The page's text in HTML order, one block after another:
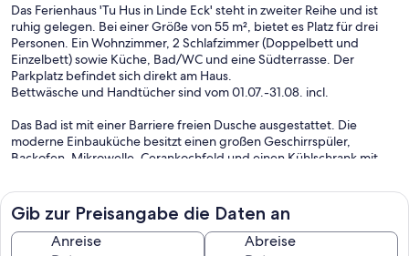
Das Ferienhaus 'Tu Hus in Linde Eck' steht in zweiter Reihe und ist
ruhig gelegen. Bei einer Größe von 55 m², bietet es Platz für drei
Personen. Ein Wohnzimmer, 2 Schlafzimmer (Doppelbett und
Einzelbett) sowie Küche, Bad/WC und eine Südterrasse. Der
Parkplatz befindet sich direkt am Haus.
Bettwäsche und Handtücher sind vom 01.07.-31.08. incl.
Das Bad ist mit einer Barriere freien Dusche ausgestattet. Die
moderne Einbauküche besitzt einen großen Geschirrspüler,
Backofen, Mikrowelle, Cerankochfeld und einen Kühlschrank mit
Selbstversorgung nichts im Wege.
Im unmittelbaren Umfeld kann man aber auch verschiedene
Restaurants aufsuchen. Gerne geben wir Ihnen da auch persönlich
einige Empfehlungen.
Gib zur Preisangabe die Daten an
Anreise Abreise